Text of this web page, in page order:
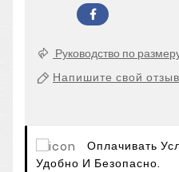
Руководство по
Напишите свой отзыв
Оплачивать
Удобно И Безопасно.